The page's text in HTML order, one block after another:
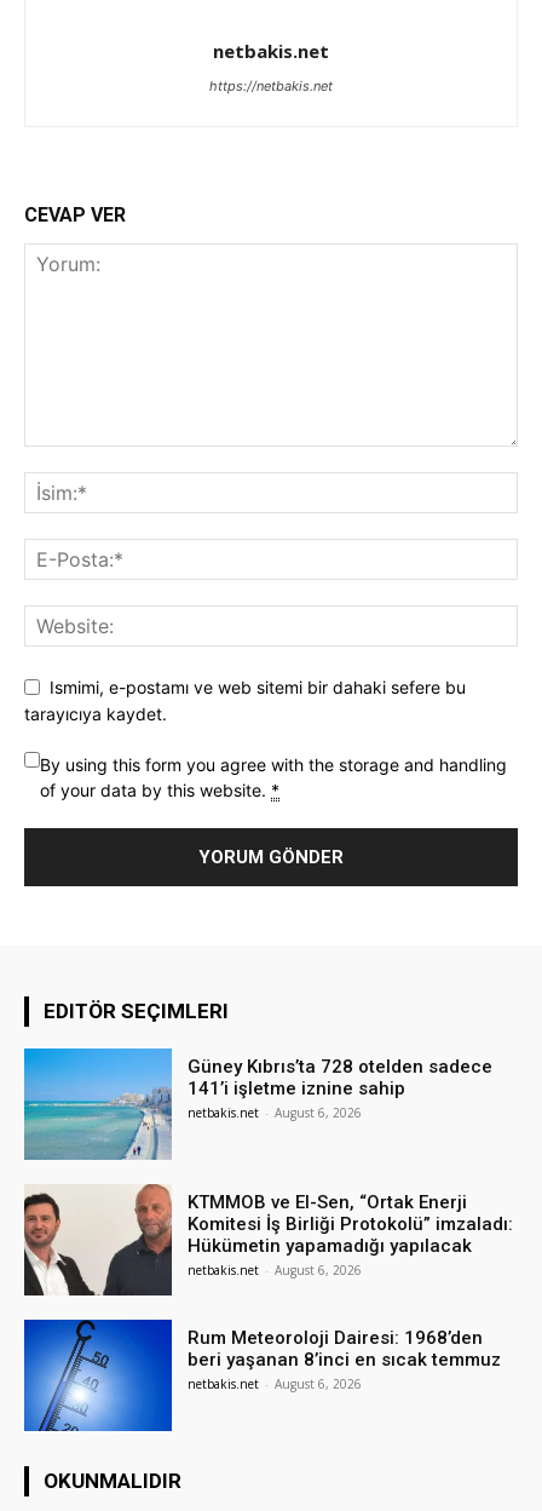
netbakis.net
https://netbakis.net
CEVAP VER
Ismimi, e-postamı ve web sitemi bir dahaki sefere bu
tarayıcıya kaydet.
By using this form you agree with the storage and handling
of your data by this website. *
EDITÖR SEÇIMLERI
Güney Kıbrıs’ta 728 otelden sadece
141’i işletme iznine sahip
netbakis.net - August 6, 2026
KTMMOB ve El-Sen, “Ortak Enerji
Komitesi İş Birliği Protokolü” imzaladı:
Hükümetin yapamadığı yapılacak
netbakis.net - August 6, 2026
Rum Meteoroloji Dairesi: 1968’den
beri yaşanan 8’inci en sıcak temmuz
netbakis.net - August 6, 2026
OKUNMALIDIR